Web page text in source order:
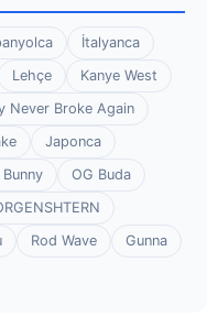
İtalyanca
Lehçe
Kanye West
Never Broke Again
Japonca
Bunny
OG Buda
Rod Wave
Gunna